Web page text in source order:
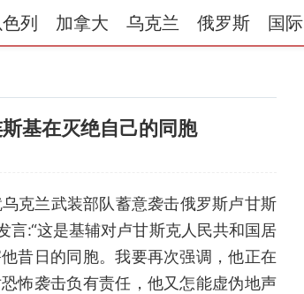
列 加拿大 乌克兰 俄罗斯 国际
基在灭绝自己的同胞
克兰武装部队蓄意袭击俄罗斯卢甘斯
:“这是基辅对卢甘斯克人民共和国居
昔日的同胞。我要再次强调，他正在
怖袭击负有责任，他又怎能虚伪地声